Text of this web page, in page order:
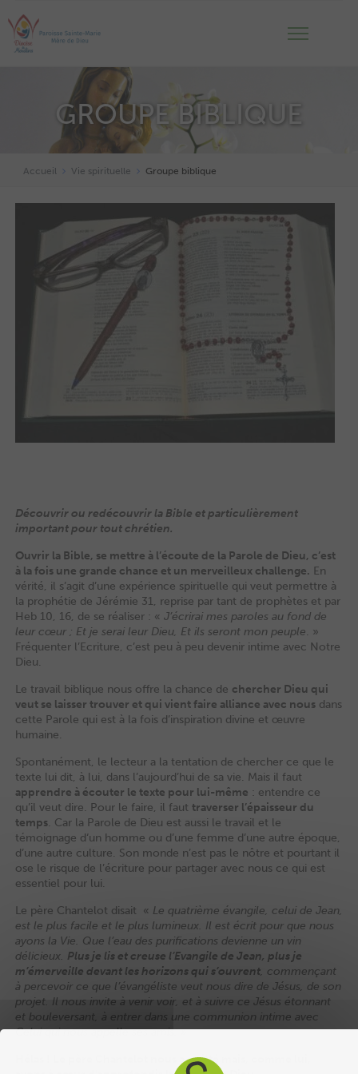
GROUPE BIBLIQUE
Accueil Vie spirituelle Groupe biblique
Découvrir ou redécouvrir la Bible et particulièrement
important pour tout chrétien.
Ouvrir la Bible, se mettre à l’écoute de la Parole de Dieu, c’est
à la fois une grande chance et un merveilleux challenge. En
vérité, il s’agit d’une expérience spirituelle qui veut permettre à
la prophétie de Jérémie 31, reprise par tant de prophètes et par
Heb 10, 16, de se réaliser : « J’écrirai mes paroles au fond de
leur cœur ; Et je serai leur Dieu, Et ils seront mon peuple. »
Fréquenter l’Ecriture, c’est peu à peu devenir intime avec Notre
Dieu.
Le travail biblique nous offre la chance de chercher Dieu qui
veut se laisser trouver et qui vient faire alliance avec nousdans
cette Parole qui est à la fois d’inspiration divine et œuvre
humaine.
Spontanément, le lecteur a la tentation de chercher ce que le
texte lui dit, à lui, dans l’aujourd’hui de sa vie. Mais il faut
apprendre à écouter le texte pour lui-même : entendre ce
qu’il veut dire. Pour le faire, il faut traverser l’épaisseur du
temps. Car la Parole de Dieu est aussi le travail et le
témoignage d‘un homme ou d’une femme d’une autre époque,
d’une autre culture. Son monde n’est pas le nôtre et pourtant il
ose le risque de l’écriture pour partager avec nous ce qui est
essentiel pour lui.
Le père Chantelot disait « Le quatrième évangile, celui de Jean,
est le plus facile et le plus lumineux. Il est écrit pour que nous
ayons la Vie. Que l’eau des purifications devienne un vin
délicieux. Plus je lis et creuse l’Evangile de Jean, plus je
m’émerveille devant les horizons qui s’ouvrent, commençant
à percevoir ce que l’évangéliste veut nous dire de Jésus, de son
projet. Il nous invite à venir voir, et à suivre ce Jésus étonnant
et bouleversant, à entrer dans une communion intime avec
Celui qui nous appelle ses amis. »
Hélas ! Le père Chantelot nous a quitté mais, comme lui,